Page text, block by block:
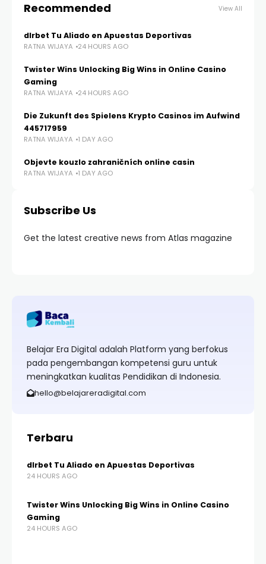
Recommended View All
dlrbet Tu Aliado en Apuestas Deportivas
RATNA WIJAYA 24 HOURS AGO
Twister Wins Unlocking Big Wins in Online Casino
Gaming
RATNA WIJAYA 24 HOURS AGO
Die Zukunft des Spielens Krypto Casinos im Aufwind
445717959
RATNA WIJAYA 1 DAY AGO
Objevte kouzlo zahraničních online casin
RATNA WIJAYA 1 DAY AGO
Subscribe Us
Get the latest creative news from Atlas magazine
Belajar Era Digital adalah Platform yang berfokus
pada pengembangan kompetensi guru untuk
meningkatkan kualitas Pendidikan di Indonesia.
hello@belajareradigital.com
Terbaru
dlrbet Tu Aliado en Apuestas Deportivas
24 HOURS AGO
Twister Wins Unlocking Big Wins in Online Casino
Gaming
24 HOURS AGO